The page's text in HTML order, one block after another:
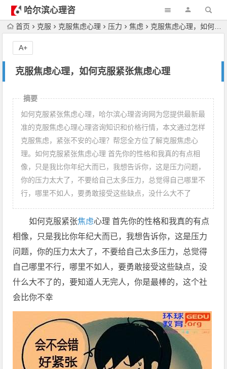
哈尔滨心理咨
询首页 克服 克服焦虑心理 压力 焦虑 克服焦虑心理，如何克服紧张焦虑心理
克服焦虑心理，如何克服紧张焦虑心理
A+
摘要
如何克服紧张焦虑心理，哈尔滨心理咨询网为您提供最新最
准的克服焦虑心理心理咨询知识和价格行情，本文通过怎样
克服焦虑，紧张不安的心理？帮您全方位了解克服焦虑心
理。如何克服紧张焦虑心理 首先你的性格和我真的有点相
像，只是我比你年纪大而已，我想告诉你，这是压力问题，
你的压力太大了，不要给自己太多压力，总觉得自己哪里不
行，哪里不如人，要勇敢接受这些缺点，没什么大不了
如何克服紧张焦虑心理 首先你的性格和我真的有点
相像，只是我比你年纪大而已，我想告诉你，这是压力
问题，你的压力太大了，不要给自己太多压力，总觉得
自己哪里不行，哪里不如人，要勇敢接受这些缺点，没
什么大不了的，要知道人无完人，你是最棒的，这个社
会比你不幸